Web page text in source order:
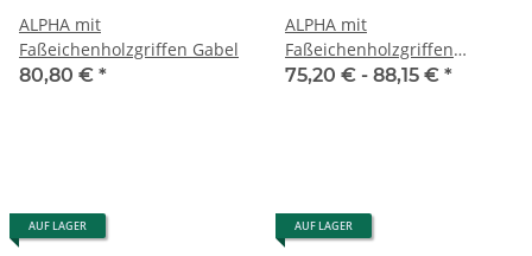
ALPHA mit
Faßeichenholzgriffen Gabel
80,80 € *
ALPHA mit
Faßeichenholzgriffen
Gemüsemesser
75,20 € - 88,15 € *
AUF LAGER AUF LAGER